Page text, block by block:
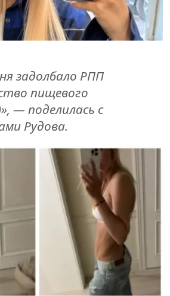
задолбало РПП
пищевого
— поделилась с
Рудова.